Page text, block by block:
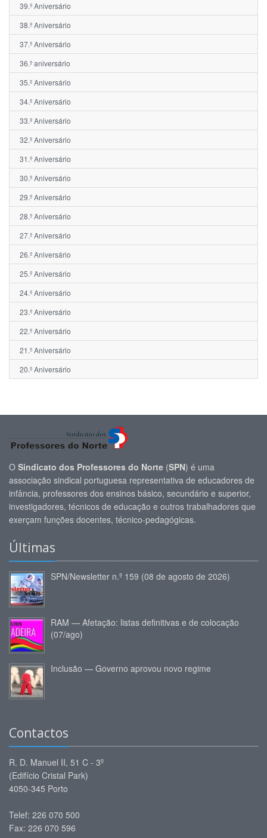
39.º Aniversário
38.º Aniversário
37.º Aniversário
36.º aniversário
35.º Aniversário
34.º Aniversário
33.º Aniversário
32.º Aniversário
31.º Aniversário
30.º Aniversário
29.º Aniversário
28.º Aniversário
27.º Aniversário
26.º Aniversário
25.º Aniversário
24.º Aniversário
23.º Aniversário
22.º Aniversário
21.º Aniversário
20.º Aniversário
O Sindicato dos Professores do Norte (SPN) é uma
associação sindical portuguesa representativa de educadores de
infância, professores dos ensinos básico, secundário e superior,
investigadores, técnicos de educação e outros trabalhadores que
exerçam funções docentes, técnico-pedagógicas.
Últimas
SPN/Newsletter n.º 159 (08 de agosto de 2026)
RAM — Afetação: listas definitivas e de colocação
(07/ago)
Inclusão — Governo aprovou novo regime
Contactos
R. D. Manuel II, 51 C - 3º
(Edifício Cristal Park)
4050-345 Porto
Telef: 226 070 500
Fax: 226 070 596